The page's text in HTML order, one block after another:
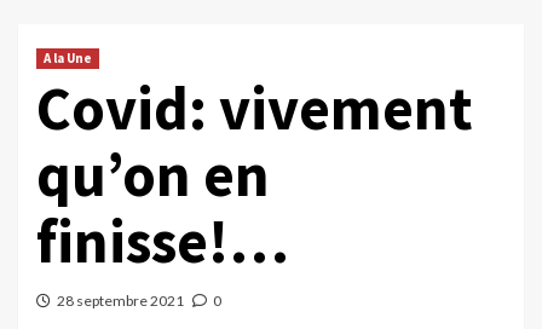
A la Une
Covid: vivement
qu’on en
finisse!…
28 septembre 2021 0